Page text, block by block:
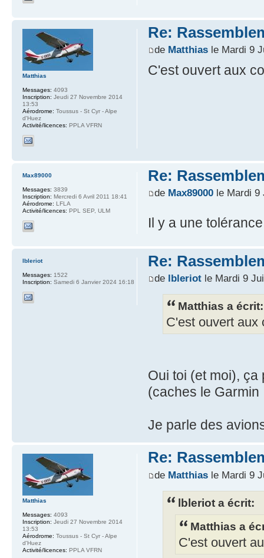
Re:
de Matthiasle Mardi 9
C'est ouvert aux
Matthias
Messages: 4093
Inscription: Jeudi 27 Novembre 2014
13:53
Aérodrome: Toussus - St Cyr - Alpe
d'Huez
Activité/licences: PPLA VFRN
Re:
de Max89000le Mardi 9
Il y a une
Max89000
Messages: 3839
Inscription: Mercredi 6 Avril 2011 18:41
Aérodrome: LFLA
Activité/licences: PPL SEP, ULM
Re:
de lbleriotle Mardi 9
Matthias a écrit:
C'est ouvert aux
Oui toi (et moi),
(caches le Garmin
Je parle des
lbleriot
Messages: 1522
Inscription: Samedi 6 Janvier 2024 16:18
Re:
de Matthiasle Mardi 9
lbleriot a écrit:
Matthias a
C'est ouvert
Matthias
Messages: 4093
Inscription: Jeudi 27 Novembre 2014
13:53
Aérodrome: Toussus - St Cyr - Alpe
d'Huez
Activité/licences: PPLA VFRN